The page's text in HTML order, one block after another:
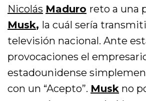
Nicolás Maduro reto a una
Musk, la cuál sería
televisión nacional. Ante
provocaciones el
estadounidense
con un “Acepto”. Musk no